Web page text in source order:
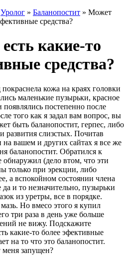
Уролог » Баланопостит » Может
средства?
какие-то
средства?
кожа на краях головки
маленькие пузырьки, красное
постепенно после
того как я задал вам вопрос, вы
быть баланопостит, герпес, либо
развития слизстых. Почитав
на вашем и других сайтах я все же
баланопостит. Обратился к
обнаружил (дело втом, что эти
только при эрекции, либо
а вспокойном состоянии члена
и то незначительно, пузырьки
из уретры, все в порядке.
Но вмесо этого я купил
три раза в день уже больше
не вижу. Подскажите
какие-то более эфективные
на то что это баланопостит.
запущен?